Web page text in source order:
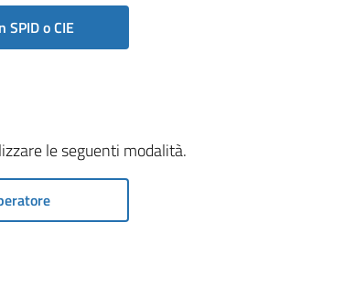
SPID o CIE
le seguenti modalità.